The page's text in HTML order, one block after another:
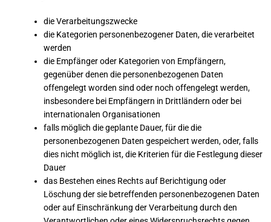
die Verarbeitungszwecke
die Kategorien personenbezogener Daten, die verarbeitet
werden
die Empfänger oder Kategorien von Empfängern,
gegenüber denen die personenbezogenen Daten
offengelegt worden sind oder noch offengelegt werden,
insbesondere bei Empfängern in Drittländern oder bei
internationalen Organisationen
falls möglich die geplante Dauer, für die die
personenbezogenen Daten gespeichert werden, oder, falls
dies nicht möglich ist, die Kriterien für die Festlegung dieser
Dauer
das Bestehen eines Rechts auf Berichtigung oder
Löschung der sie betreffenden personenbezogenen Daten
oder auf Einschränkung der Verarbeitung durch den